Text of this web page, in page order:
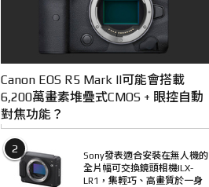
Canon EOS R5 Mark II可能會搭載
6,200萬畫素堆疊式CMOS + 眼控自動
對焦功能？
2
Sony發表適合安裝在無人機的
全片幅可交換鏡頭相機ILX-
LR1，集輕巧、高畫質於一身